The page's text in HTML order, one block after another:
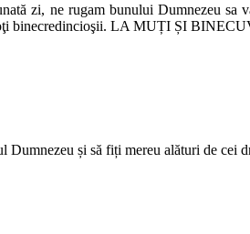
zi, ne rugam bunului Dumnezeu sa
binecredincioşii. LA MUȚI ȘI
Dumnezeu și să fiți mereu alături de cei